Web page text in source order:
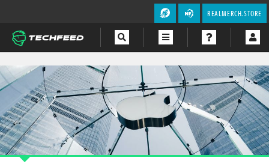
REALMERCH.STORE
Magazín
Videa
Soutěže